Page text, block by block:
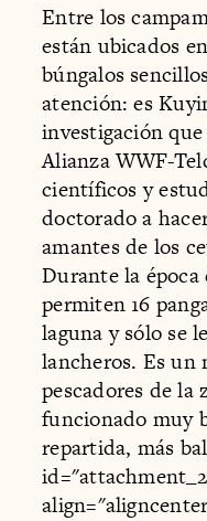
Entre los
están ubicados
búngalos
atención: es
investigación
Alianza WWF-
científicos y
doctorado a
amantes de los
Durante la
permiten 16
laguna y sólo se
lancheros. Es un
pescadores de la
funcionado muy
repartida, más